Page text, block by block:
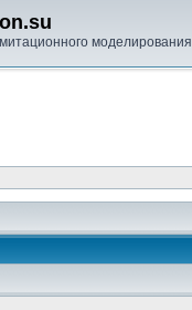
моделирования